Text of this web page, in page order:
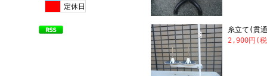
定休日
糸立て(貫
2,900円(